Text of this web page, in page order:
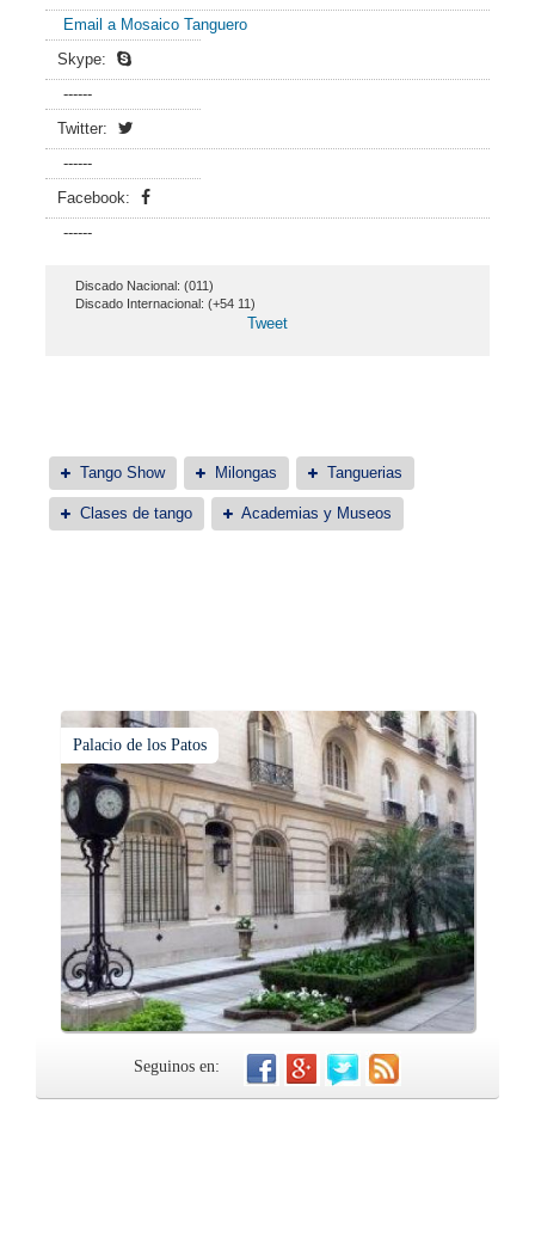
Email a Mosaico Tanguero
Skype:
------
Twitter:
------
Facebook:
------
Discado Nacional: (011)
Discado Internacional: (+54 11)
Tweet
Tango Show Milongas Tanguerias
Clases de tango Academias y Museos
Palacio de los Patos
Seguinos en: